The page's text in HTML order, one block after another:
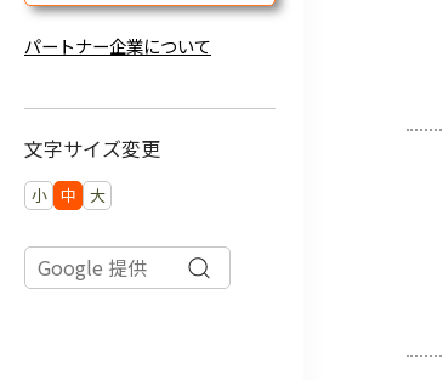
パートナー企業について
文字サイズ変更
小 中 大